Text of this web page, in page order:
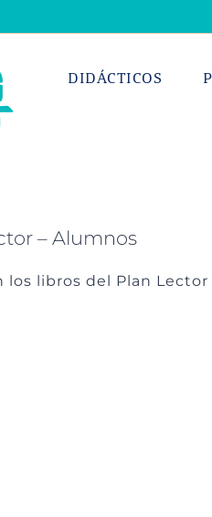
DIDÁCTICOS
– Alumnos
los libros del Plan